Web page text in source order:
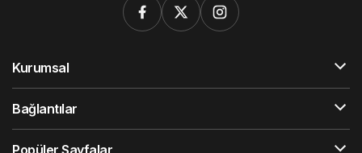
Kurumsal
Bağlantılar
Popüler Sayfalar